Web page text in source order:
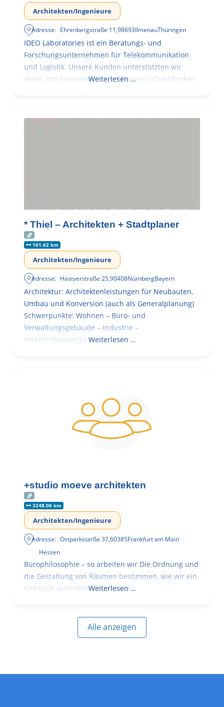
Architekten/Ingenieure
Adresse: Ehrenbergstraße 11,98693IlmenauThüringen
IDEO Laboratories ist ein Beratungs- und
Forschungsunternehmen für Telekommunikation
und Logistik. Unsere Kunden unterstützten wir
dabei, mit Innovationen und Business-Querdenken
Weiterlesen …
* Thiel – Architekten + Stadtplaner
161.62 km
Architekten/Ingenieure
Adresse: Hastverstraße 25,90408NürnbergBayern
Architektur: Architektenleistungen für Neubauten,
Umbau und Konversion (auch als Generalplanung)
Schwerpunkte: Wohnen – Büro- und
Verwaltungsgebäude – Industrie –
Verkehrsbauwerke. Weiterlesen …
+studio moeve architekten
3248.06 km
Architekten/Ingenieure
Adresse: Ostparkstarße 37,60385Frankfurt am Main
Hessen
Bürophilosophie – so arbeiten wir Die Ordnung und
die Gestaltung von Räumen bestimmen, wie wir ein
Gebäude wahrnehmen, wie wohl
Weiterlesen …
Alle anzeigen